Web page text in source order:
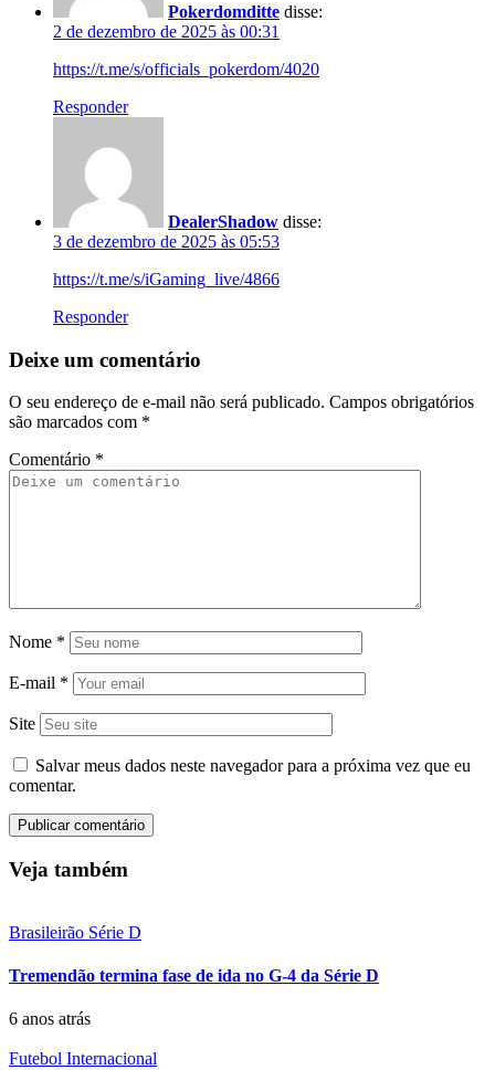
Pokerdomditte disse:
2 de dezembro de 2025 às 00:31
https://t.me/s/officials_pokerdom/4020
Responder
DealerShadow disse:
3 de dezembro de 2025 às 05:53
https://t.me/s/iGaming_live/4866
Responder
Deixe um comentário
O seu endereço de e-mail não será publicado. Campos obrigatórios
são marcados com *
Comentário *
Nome *
E-mail *
Site
Salvar meus dados neste navegador para a próxima vez que eu
comentar.
Veja também
Brasileirão Série D
Tremendão termina fase de ida no G-4 da Série D
6 anos atrás
Futebol Internacional